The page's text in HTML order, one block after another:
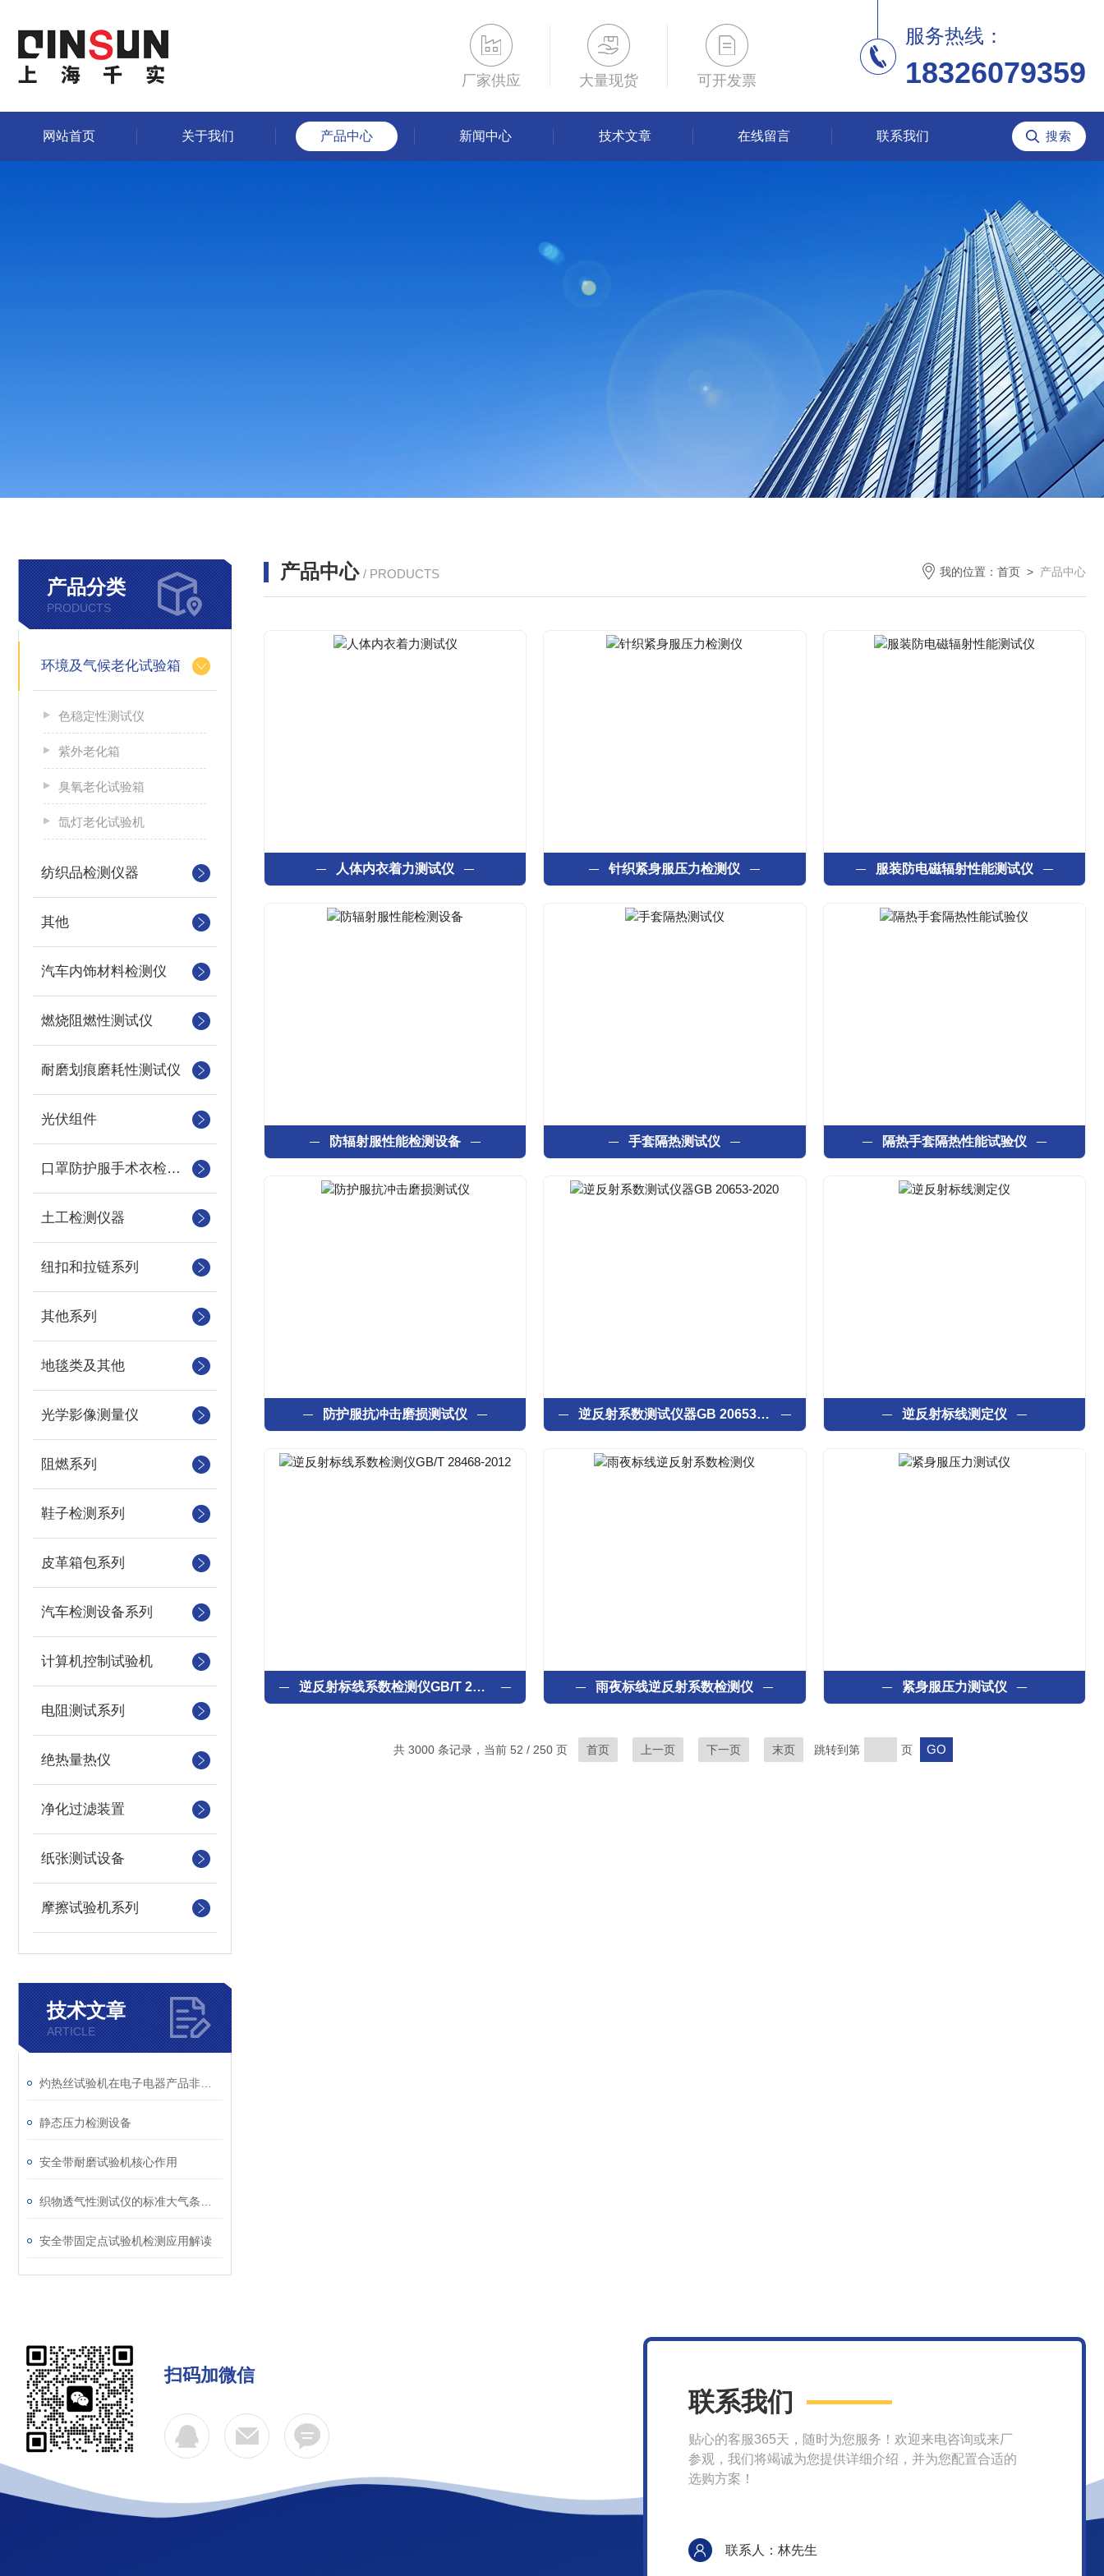
厂家供应 大量现货 可开发票
服务热线：
18326079359
网站首页 关于我们 产品中心 新闻中心 技术文章 在线留言 联系我们
产品分类
PRODUCTS
环境及气候老化试验箱
色稳定性测试仪
紫外老化箱
臭氧老化试验箱
氙灯老化试验机
纺织品检测仪器
其他
汽车内饰材料检测仪
燃烧阻燃性测试仪
耐磨划痕磨耗性测试仪
光伏组件
口罩防护服手术衣检测设备
土工检测仪器
纽扣和拉链系列
其他系列
地毯类及其他
光学影像测量仪
阻燃系列
鞋子检测系列
皮革箱包系列
汽车检测设备系列
计算机控制试验机
电阻测试系列
绝热量热仪
净化过滤装置
纸张测试设备
摩擦试验机系列
技术文章
ARTICLE
静态压力检测设备
安全带耐磨试验机核心作用
安全带固定点试验机检测应用解读
产品中心 / PRODUCTS 我的位置： 首页 > 产品中心
人体内衣着力测试仪 针织紧身服压力检测仪 服装防电磁辐射性能测试仪
防辐射服性能检测设备 手套隔热测试仪 隔热手套隔热性能试验仪
防护服抗冲击磨损测试仪 逆反射系数测试仪器GB 20653-2020 逆反射标线测定仪
逆反射标线系数检测仪GB/T 28468-2012 雨夜标线逆反射系数检测仪 紧身服压力测试仪
共 3000 条记录，当前 52 / 250 页 首页 上一页 下一页 末页 跳转到第 页
扫码加微信
联系我们
贴心的客服365天，随时为您服务！欢迎来电咨询或来厂
参观，我们将竭诚为您提供详细介绍，并为您配置合适的
选购方案！
联系人：林先生